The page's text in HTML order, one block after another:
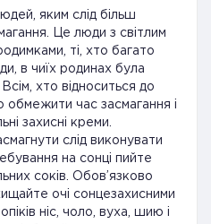
яким слід більш
Це люди з світлим
ті, хто багато
в чиїх родинах була
хто відноситься до
обмежити час засмагання і
захисні креми.
слід виконувати
на сонці пийте
соків. Обов’язково
очі сонцезахисними
ніс, чоло, вуха, шию і